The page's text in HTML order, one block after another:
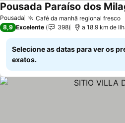
Pousada Café da manhã regional fresco
Pousada Paraíso dos
8,9 Excelente 398 a 18.9 km de
Selecione as datas para ver os
exatos.